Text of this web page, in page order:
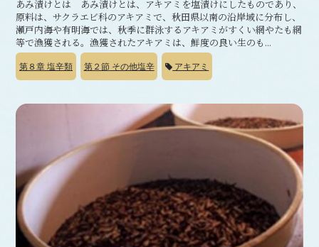
あみ漬けとは あみ漬けとは、アキアミを塩漬けにしたものであり、
原料は、サクラエビ科のアキアミで、秋田県以南の沿岸域に分布し、
瀬戸内海や有明海では、秋季に群泳するアキアミがすくい網やたも網
等で漁獲される。漁獲されたアキアミは、鮮度の良い生のも...
第８章 塩辛類 第２節その他塩辛 アキアミ